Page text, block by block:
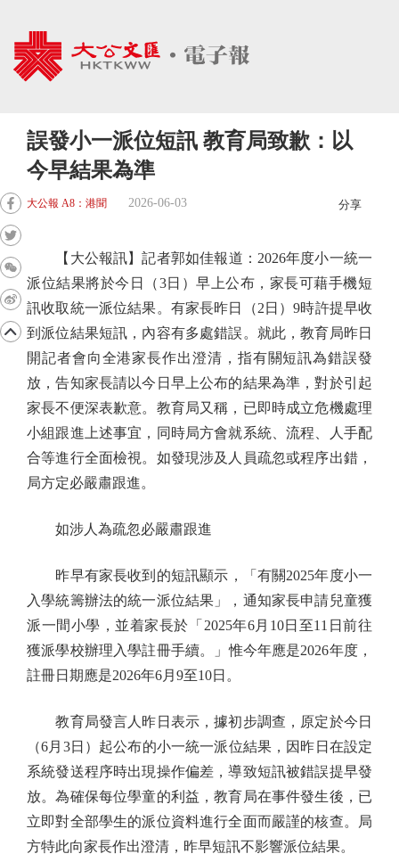
誤發小一派位短訊 教育局致歉：以
今早結果為準
大公報 A8：港聞 2026-06-03 分享
【大公報訊】記者郭如佳報道：2026年度小一統一
派位結果將於今日（3日）早上公布，家長可藉手機短
訊收取統一派位結果。有家長昨日（2日）9時許提早收
到派位結果短訊，內容有多處錯誤。就此，教育局昨日
開記者會向全港家長作出澄清，指有關短訊為錯誤發
放，告知家長請以今日早上公布的結果為準，對於引起
家長不便深表歉意。教育局又稱，已即時成立危機處理
小組跟進上述事宜，同時局方會就系統、流程、人手配
合等進行全面檢視。如發現涉及人員疏忽或程序出錯，
局方定必嚴肅跟進。
如涉人為疏忽必嚴肅跟進
昨早有家長收到的短訊顯示，「有關2025年度小一
入學統籌辦法的統一派位結果」，通知家長申請兒童獲
派一間小學，並着家長於「2025年6月10日至11日前往
獲派學校辦理入學註冊手續。」惟今年應是2026年度，
註冊日期應是2026年6月9至10日。
教育局發言人昨日表示，據初步調查，原定於今日
（6月3日）起公布的小一統一派位結果，因昨日在設定
系統發送程序時出現操作偏差，導致短訊被錯誤提早發
放。為確保每位學童的利益，教育局在事件發生後，已
立即對全部學生的派位資料進行全面而嚴謹的核查。局
方特此向家長作出澄清，昨早短訊不影響派位結果。